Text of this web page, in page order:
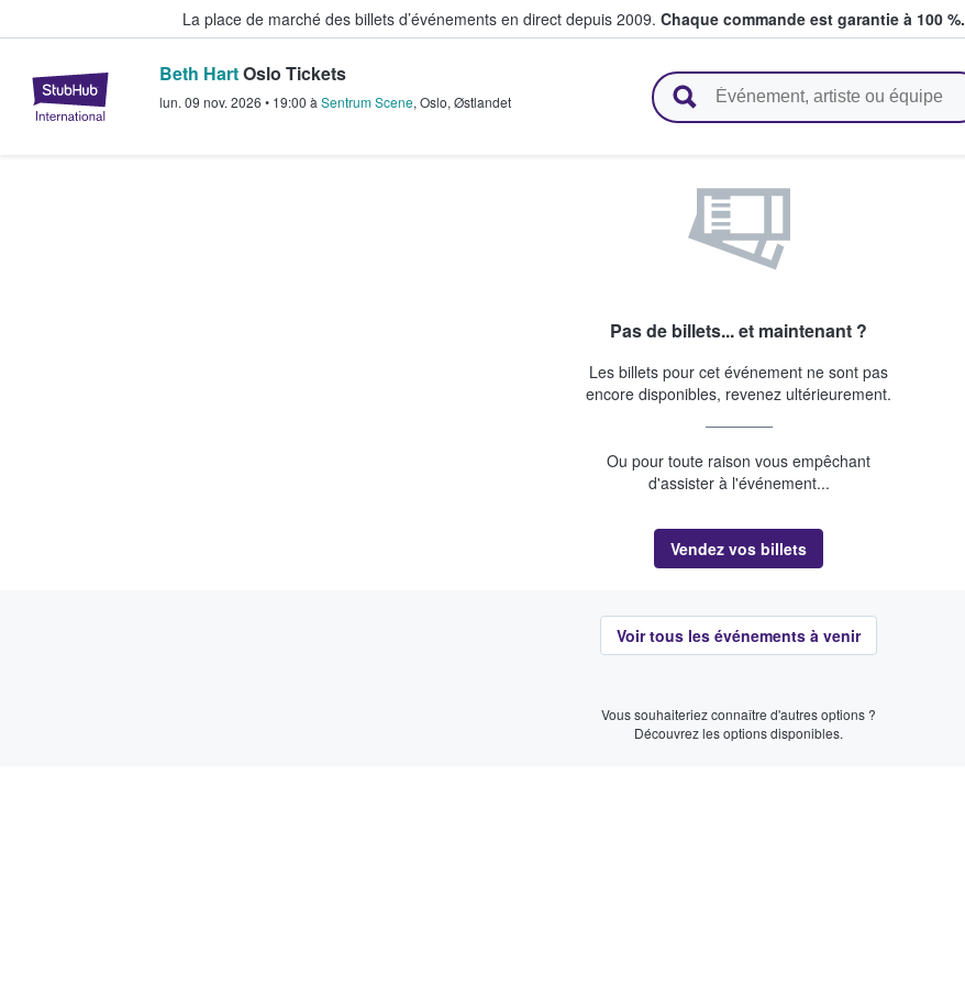
La place de marché des billets d’événements en direct depuis 2009. Chaque commande est garantie à 100 %.
StubHub - Où les fans achètent et vendent des billets
Beth HartOslo Tickets
lun. 09 nov. 2026 • 19:00 à Sentrum Scene, Oslo, Østlandet
Pas de billets... et maintenant ?
Les billets pour cet événement ne sont pas
encore disponibles, revenez ultérieurement.
Ou pour toute raison vous empêchant
d'assister à l'événement...
Vendez vos billets
Voir tous les événements à venir
Vous souhaiteriez connaître d'autres options ?
Découvrez les options disponibles.